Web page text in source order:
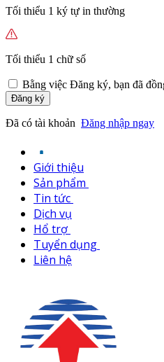
Tối thiểu 1 ký tự in thường
Tối thiểu 1 chữ số
Bằng việc Đăng ký, bạn đã
Đăng ký
Đã có tài khoản Đăng nhập ngay
Giới thiệu
Sản phẩm
Tin tức
Dịch vụ
Hổ trợ
Tuyển dụng
Liên hệ